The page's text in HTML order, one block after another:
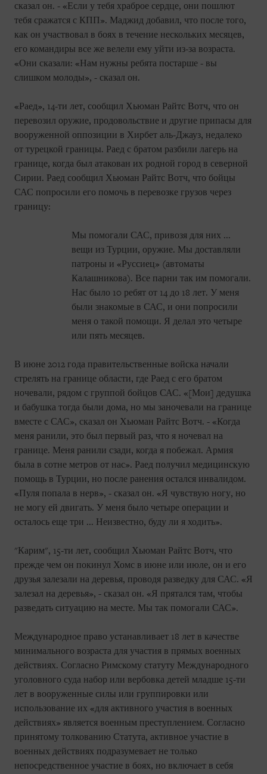
сказал он. - «Если у тебя храброе сердце, они пошлют
тебя сражатся с КПП». Маджид добавил, что после того,
как он участвовал в боях в течение нескольких месяцев,
его командиры все же велели ему уйти из-за возраста.
«Они сказали: «Нам нужны ребята постарше - вы
слишком молоды», - сказал он.
«Раед», 14-ти лет, сообщил Хьюман Райтс Вотч, что он
перевозил оружие, продовольствие и другие припасы для
вооруженной оппозиции в Хирбет аль-Джауз, недалеко
от турецкой границы. Раед с братом разбили лагерь на
границе, когда был атакован их родной город в северной
Сирии. Раед сообщил Хьюман Райтс Вотч, что бойцы
САС попросили его помочь в перевозке грузов через
границу:
Мы помогали САС, привозя для них ...
вещи из Турции, оружие. Мы доставляли
патроны и «Руссиец» (автоматы
Калашникова). Все парни так им помогали.
Нас было 10 ребят от 14 до 18 лет. У меня
были знакомые в САС, и они попросили
меня о такой помощи. Я делал это четыре
или пять месяцев.
В июне 2012 года правительственные войска начали
стрелять на границе области, где Раед с его братом
ночевали, рядом с группой бойцов САС. «[Мои] дедушка
и бабушка тогда были дома, но мы заночевали на границе
вместе с САС», сказал он Хьюман Райтс Вотч. - «Когда
меня ранили, это был первый раз, что я ночевал на
границе. Меня ранили сзади, когда я побежал. Армия
была в сотне метров от нас». Раед получил медицинскую
помощь в Турции, но после ранения остался инвалидом.
«Пуля попала в нерв», - сказал он. «Я чувствую ногу, но
не могу ей двигать. У меня было четыре операции и
осталось еще три ... Неизвестно, буду ли я ходить».
"Карим", 15-ти лет, сообщил Хьюман Райтс Вотч, что
прежде чем он покинул Хомс в июне или июле, он и его
друзья залезали на деревья, проводя разведку для САС. «Я
залезал на деревья», - сказал он. «Я прятался там, чтобы
разведать ситуацию на месте. Мы так помогали САС».
Международное право устанавливает 18 лет в качестве
минимального возраста для участия в прямых военных
действиях. Согласно Римскому статуту Международного
уголовного суда набор или вербовка детей младше 15-ти
лет в вооруженные силы или группировки или
использование их «для активного участия в военных
действиях» является военным преступлением. Согласно
принятому толкованию Статута, активное участие в
военных действиях подразумевает не только
непосредственное участие в боях, но включает в себя